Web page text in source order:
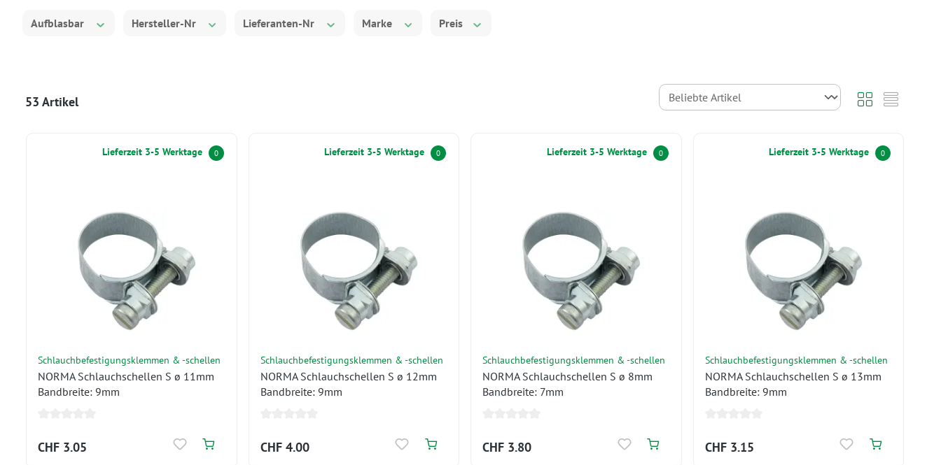
Aufblasbar Hersteller-Nr Lieferanten-Nr Marke Preis
53 Artikel
Lieferzeit 3-5 Werktage 0
Schlauchbefestigungsklemmen & -schellen
NORMA Schlauchschellen S ø 11mm
Bandbreite: 9mm
CHF 3.05
Lieferzeit 3-5 Werktage 0
Schlauchbefestigungsklemmen & -schellen
NORMA Schlauchschellen S ø 12mm
Bandbreite: 9mm
CHF 4.00
Lieferzeit 3-5 Werktage 0
Schlauchbefestigungsklemmen & -schellen
NORMA Schlauchschellen S ø 8mm
Bandbreite: 7mm
CHF 3.80
Lieferzeit 3-5 Werktage 0
Schlauchbefestigungsklemmen & -schellen
NORMA Schlauchschellen S ø 13mm
Bandbreite: 9mm
CHF 3.15